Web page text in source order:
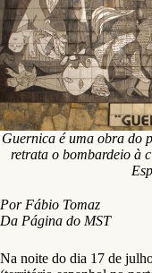
Guernica é uma obra do
retrata o bombardeio à
Por Fábio Tomaz
Da Página do MST
Na noite do dia 17 de